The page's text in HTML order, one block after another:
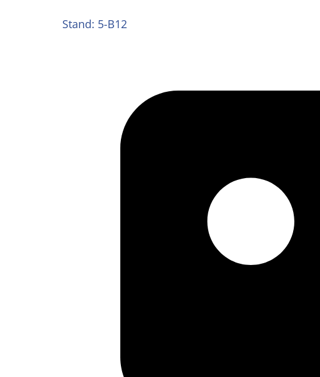
Stand: 5-B12